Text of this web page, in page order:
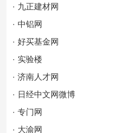
· 九正建材网
· 中铝网
· 好买基金网
· 实验楼
· 济南人才网
· 日经中文网微博
· 专门网
· 大渝网